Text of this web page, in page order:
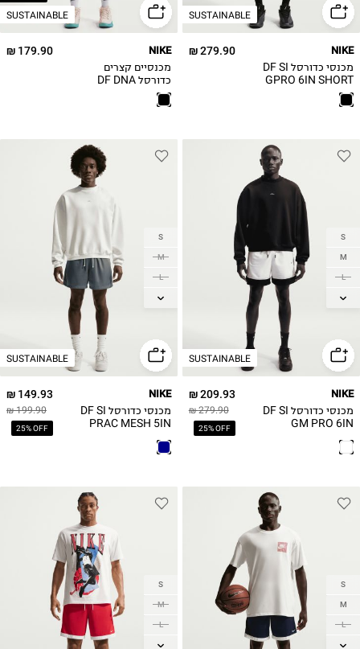
SUSTAINABLE 4XL
279.90 ₪ NIKE
מכנסי כדורסל DF SI
GPRO 6IN SHORT
SUSTAINABLE 4XL
179.90 ₪ NIKE
מכנסיים קצרים
כדורסל DF DNA
ACD 8IN
SUSTAINABLE
S
M
L
XL
3XL
209.93 ₪
279.90 ₪
25% OFF
NIKE
מכנסי כדורסל DF SI
GM PRO 6IN
SUSTAINABLE
S
M
L
XL
3XL
149.93 ₪
199.90 ₪
25% OFF
NIKE
מכנסי כדורסל DF SI
PRAC MESH 5IN
S
M
L
XL
S
M
L
XL